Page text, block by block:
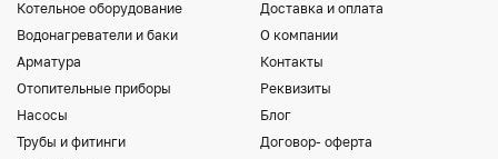
Котельное оборудование
Водонагреватели и баки
Арматура
Отопительные приборы
Насосы
Трубы и фитинги
Доставка и оплата
О компании
Контакты
Реквизиты
Блог
Договор- оферта